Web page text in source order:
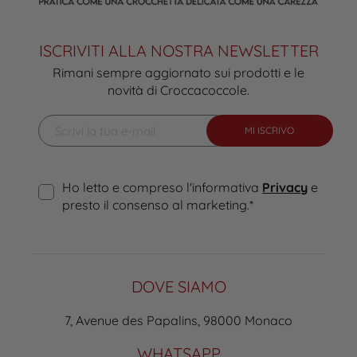
ISCRIVITI ALLA NOSTRA NEWSLETTER
Rimani sempre aggiornato sui prodotti e le
novità di Croccacoccole.
MI ISCRIVO
Ho letto e compreso l'informativa Privacye
presto il consenso al marketing.*
DOVE SIAMO
7, Avenue des Papalins, 98000 Monaco